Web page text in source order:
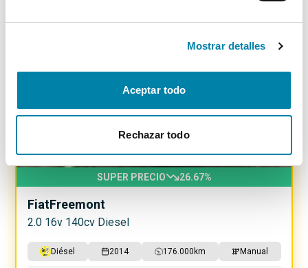
Mostrar detalles
Aceptar todo
Rechazar todo
-3201€
SUPER PRECIO 26.67%
FiatFreemont
2.0 16v 140cv Diesel
Diésel 2014 176.000 km Manual